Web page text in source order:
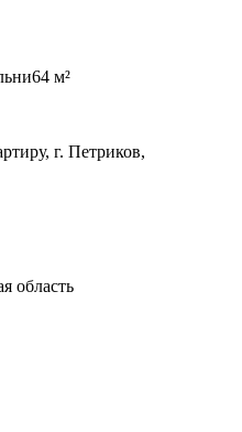
64 м²
г. Петриков,
область